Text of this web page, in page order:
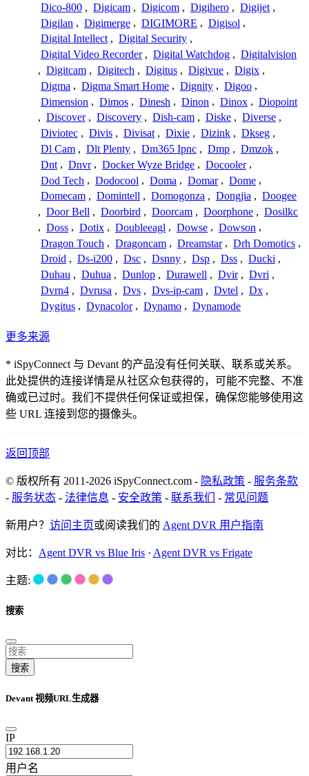
Dico-800 , Digicam , Digicom , Digihero , Digijet ,
Digilan , Digimerge , DIGIMORE , Digisol ,
Digital Intellect , Digital Security ,
Digital Video Recorder , Digital Watchdog , Digitalvision
, Digitcam , Digitech , Digitus , Digivue , Digix ,
Digma , Digma Smart Home , Dignity , Digoo ,
Dimension , Dimos , Dinesh , Dinon , Dinox , Diopoint
, Discover , Discovery , Dish-cam , Diske , Diverse ,
Diviotec , Divis , Divisat , Dixie , Dizink , Dkseg ,
Dl Cam , Dlt Plenty , Dm365 Ipnc , Dmp , Dmzok ,
Dnt , Dnvr , Docker Wyze Bridge , Docooler ,
Dod Tech , Dodocool , Doma , Domar , Dome ,
Domecam , Domintell , Domogonza , Dongjia , Doogee
, Door Bell , Doorbird , Doorcam , Doorphone , Dosilkc
, Doss , Dotix , Doubleeagl , Dowse , Dowson ,
Dragon Touch , Dragoncam , Dreamstar , Drh Domotics ,
Droid , Ds-i200 , Dsc , Dsnny , Dsp , Dss , Ducki ,
Duhau , Duhua , Dunlop , Durawell , Dvir , Dvri ,
Dvrn4 , Dvrusa , Dvs , Dvs-ip-cam , Dvtel , Dx ,
Dygitus , Dynacolor , Dynamo , Dynamode
更多来源
* iSpyConnect 与 Devant 的产品没有任何关联、联系或关系。
此处提供的连接详情是从社区众包获得的，可能不完整、不准
确或已过时。我们不提供任何保证或担保，确保您能够使用这
些 URL 连接到您的摄像头。
返回顶部
© 版权所有 2011-2026 iSpyConnect.com - 隐私政策 - 服务条款
- 服务状态 - 法律信息 - 安全政策 - 联系我们 - 常见问题
新用户？ 访问主页或阅读我们的 Agent DVR 用户指南
对比： Agent DVR vs Blue Iris · Agent DVR vs Frigate
主题:
搜索
搜索
Devant 视频URL生成器
IP
用户名